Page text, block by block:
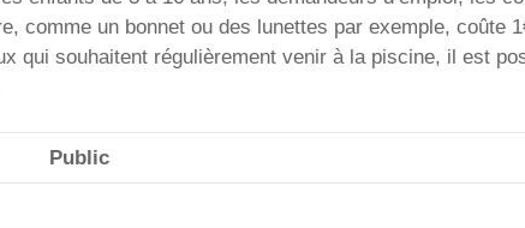
comme un bonnet ou des lunettes par exemple, coûte
qui souhaitent régulièrement venir à la piscine, il est
Public